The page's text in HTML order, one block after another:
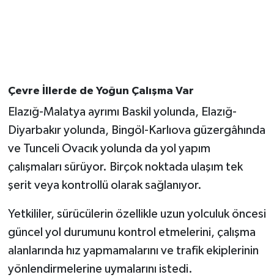
Çevre İllerde de Yoğun Çalışma Var
Elazığ-Malatya ayrımı Baskil yolunda, Elazığ-
Diyarbakır yolunda, Bingöl-Karlıova güzergâhında
ve Tunceli Ovacık yolunda da yol yapım
çalışmaları sürüyor. Birçok noktada ulaşım tek
şerit veya kontrollü olarak sağlanıyor.
Yetkililer, sürücülerin özellikle uzun yolculuk öncesi
güncel yol durumunu kontrol etmelerini, çalışma
alanlarında hız yapmamalarını ve trafik ekiplerinin
yönlendirmelerine uymalarını istedi.